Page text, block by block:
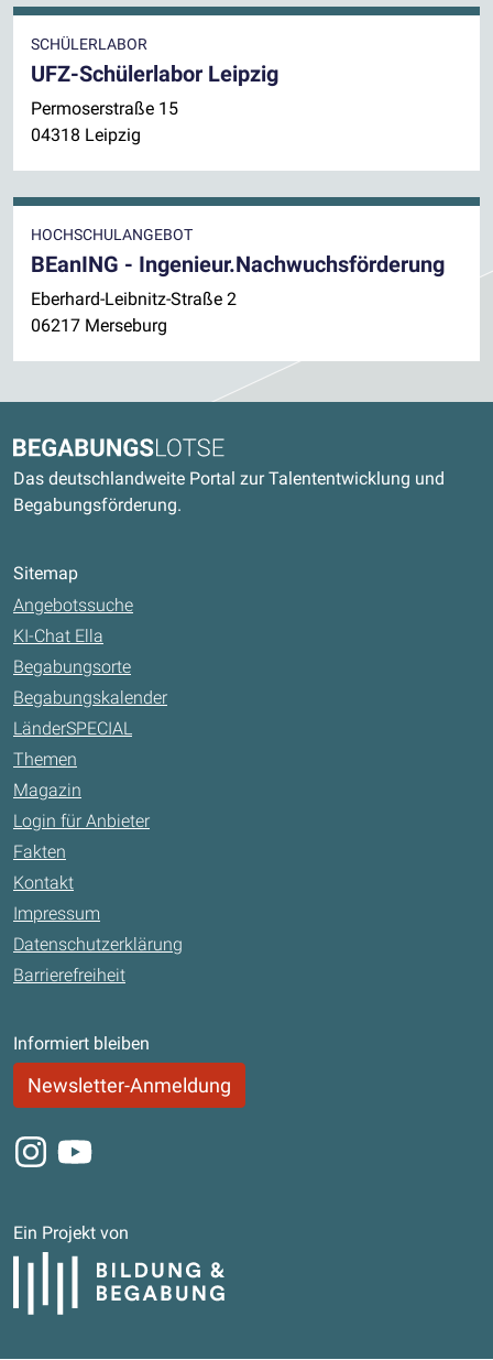
SCHÜLERLABOR
UFZ-Schülerlabor Leipzig
Permoserstraße 15
04318 Leipzig
HOCHSCHULANGEBOT
BEanING - Ingenieur.Nachwuchsförderung
Eberhard-Leibnitz-Straße 2
06217 Merseburg
Begabungslotse
Das deutschlandweite Portal zur Talententwicklung und
Begabungsförderung.
Sitemap
Angebotssuche
KI-Chat Ella
Begabungsorte
Begabungskalender
LänderSPECIAL
Themen
Magazin
Login für Anbieter
Fakten
Kontakt
Impressum
Datenschutzerklärung
Barrierefreiheit
Informiert bleiben
Newsletter-Anmeldung
Instagram
Youtube
Ein Projekt von
Bildung und Begabung